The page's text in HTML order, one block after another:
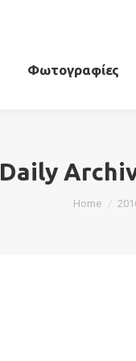
Φωτογραφίες
Daily
You are
Home